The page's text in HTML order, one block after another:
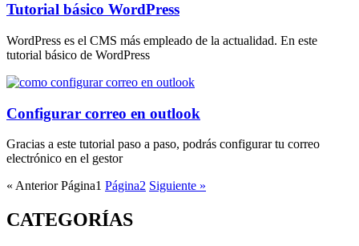
Tutorial básico WordPress
WordPress es el CMS más empleado de la actualidad. En este
tutorial básico de WordPress
Configurar correo en outlook
Gracias a este tutorial paso a paso, podrás configurar tu correo
electrónico en el gestor
« Anterior Página1 Página2 Siguiente »
CATEGORÍAS